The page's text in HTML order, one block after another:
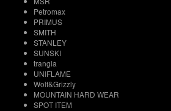
Petromax
PRIMUS
SMITH
STANLEY
SUNSKI
trangia
UNIFLAME
Wolf&Grizzly
MOUNTAIN HARD WEAR
SPOT ITEM